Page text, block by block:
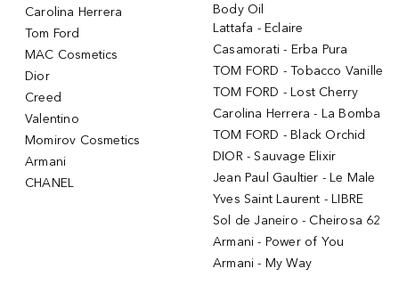
Carolina Herrera
Tom Ford
MAC Cosmetics
Dior
Creed
Valentino
Momirov Cosmetics
Armani
CHANEL
Body Oil
Lattafa - Eclaire
Casamorati - Erba Pura
TOM FORD - Tobacco Vanille
TOM FORD - Lost Cherry
Carolina Herrera - La Bomba
TOM FORD - Black Orchid
DIOR - Sauvage Elixir
Jean Paul Gaultier - Le Male
Yves Saint Laurent - LIBRE
Sol de Janeiro - Cheirosa 62
Armani - Power of You
Armani - My Way